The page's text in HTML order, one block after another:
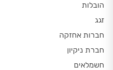
הובלות
זגג
חברות אחזקה
חברת ניקיון
חשמלאים